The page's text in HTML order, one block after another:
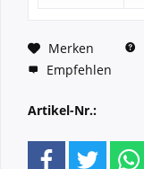
Merken
Empfehlen
Artikel-Nr.: